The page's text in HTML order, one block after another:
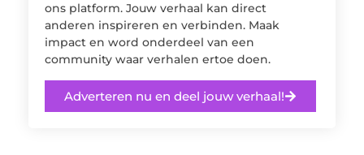
ons platform. Jouw verhaal kan direct
anderen inspireren en verbinden. Maak
impact en word onderdeel van een
community waar verhalen ertoe doen.
Adverteren nu en deel jouw verhaal!